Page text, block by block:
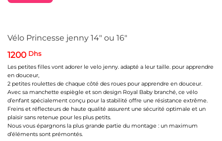
Vélo Princesse jenny 14″ ou 16″
1200 Dhs
Les petites filles vont adorer le velo jenny. adapté a leur taille. pour apprendre
en douceur,
2 petites roulettes de chaque côté des roues pour apprendre en douceur.
Avec sa manchette espiègle et son design Royal Baby branché, ce vélo
d’enfant spécialement conçu pour la stabilité offre une résistance extrême.
Freins et réflecteurs de haute qualité assurent une sécurité optimale et un
plaisir sans retenue pour les plus petits.
Nous vous épargnons la plus grande partie du montage : un maximum
d’éléments sont prémontés.